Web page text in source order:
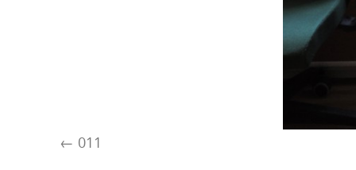
011